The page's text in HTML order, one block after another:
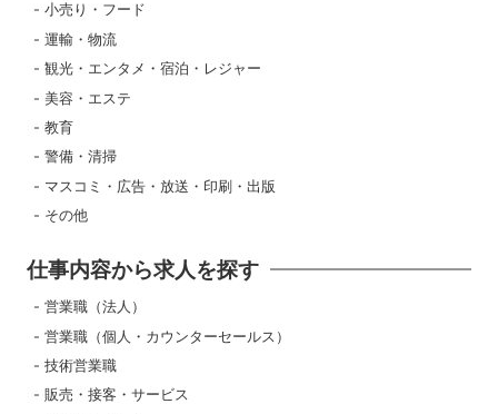
小売り・フード
運輸・物流
観光・エンタメ・宿泊・レジャー
美容・エステ
教育
警備・清掃
マスコミ・広告・放送・印刷・出版
その他
仕事内容から求人を探す
営業職（法人）
営業職（個人・カウンターセールス）
技術営業職
販売・接客・サービス